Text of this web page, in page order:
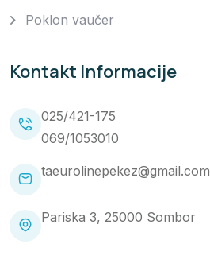
Poklon vaučer
Kontakt Informacije
025/421-175
069/1053010
taeurolinepekez@gmail.com
Pariska 3, 25000 Sombor